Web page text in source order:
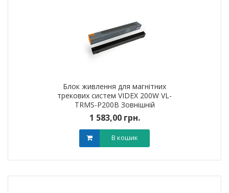
Блок живлення для магнітних
трекових систем VIDEX 200W VL-
TRMS-P200B Зовнішній
1 583,00 грн.
В кошик